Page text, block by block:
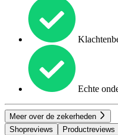
Echte
Meer over de zekerheden
Shopreviews
Productreviews